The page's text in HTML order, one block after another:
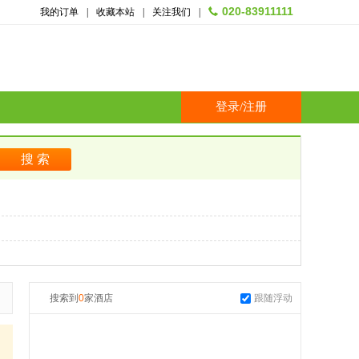
我的订单 收藏本站 关注我们 020-83911111
登录/注册
搜索到 0家酒店 跟随浮动